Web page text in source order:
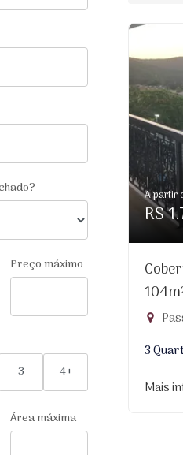
Preço máximo
3 4+
Área máxima
A partir
R$
3
Mais